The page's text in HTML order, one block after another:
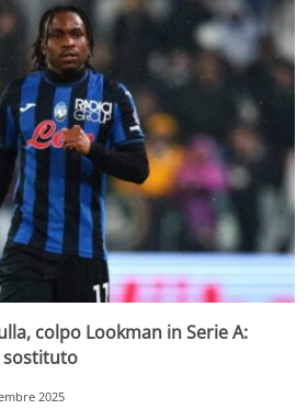
colpo Lookman in Serie A:
sostituto
2025